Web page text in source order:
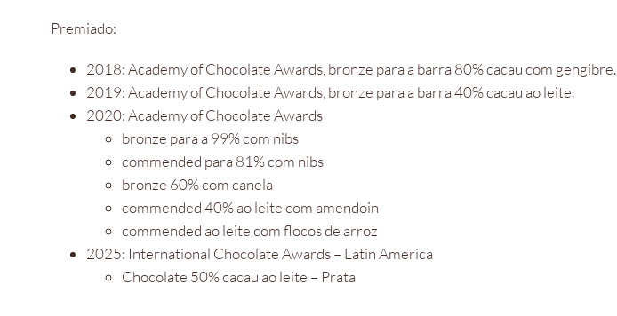
Premiado:
2018: Academy of Chocolate Awards, bronze para a barra 80% cacau com gengibre.
2019: Academy of Chocolate Awards, bronze para a barra 40% cacau ao leite.
2020: Academy of Chocolate Awards
bronze para a 99% com nibs
commended para 81% com nibs
bronze 60% com canela
commended 40% ao leite com amendoin
commended ao leite com flocos de arroz
2025: International Chocolate Awards – Latin America
Chocolate 50% cacau ao leite – Prata